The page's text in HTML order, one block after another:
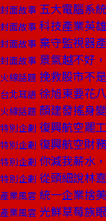
封面故事 五大電腦系
封面故事 科技產業英
封面故事 棄守監視器
封面故事 景氣越不好
火線話題 挽救股市不
台北耳語 徐旭東要花
火線話題 顏建發搖身
特別企劃 復興航空罷
特別企劃 復興航空財
特別企劃 你減我薪水
特別企劃 從頭細說林
產業風雲 統一企業捨
產業風雲 光鮮草莓族